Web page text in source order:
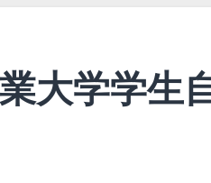
大学学生